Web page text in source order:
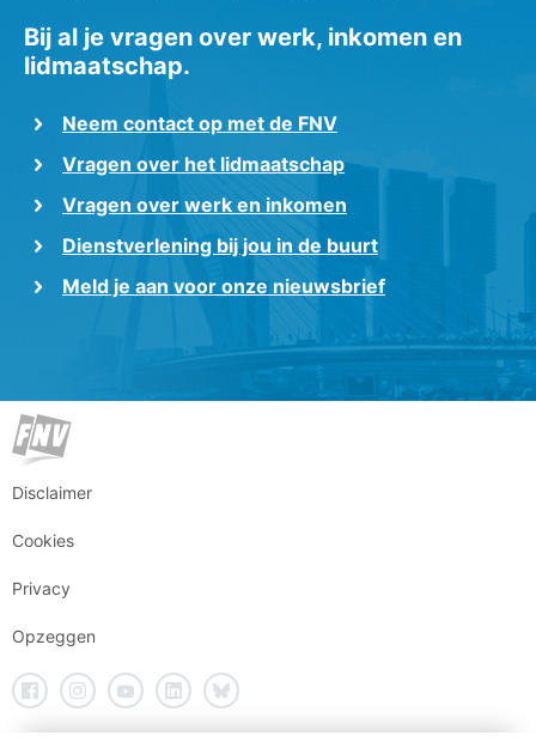
Bij al je vragen over werk, inkomen en
lidmaatschap.
Neem contact op met de FNV
Vragen over het lidmaatschap
Vragen over werk en inkomen
Dienstverlening bij jou in de buurt
Meld je aan voor onze nieuwsbrief
Disclaimer
Cookies
Privacy
Opzeggen